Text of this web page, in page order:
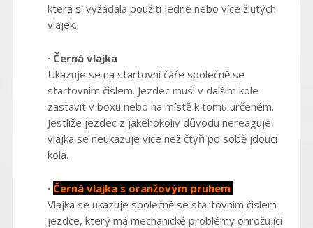
která si vyžádala použití jedné nebo více žlutých
vlajek.
· Černá vlajka
Ukazuje se na startovní čáře společně se
startovním číslem. Jezdec musí v dalším kole
zastavit v boxu nebo na místě k tomu určeném.
Jestliže jezdec z jakéhokoliv důvodu nereaguje,
vlajka se neukazuje více než čtyři po sobě jdoucí
kola.
· Černá vlajka s oranžovým pruhem
Vlajka se ukazuje společně se startovním číslem
jezdce, který má mechanické problémy ohrožující